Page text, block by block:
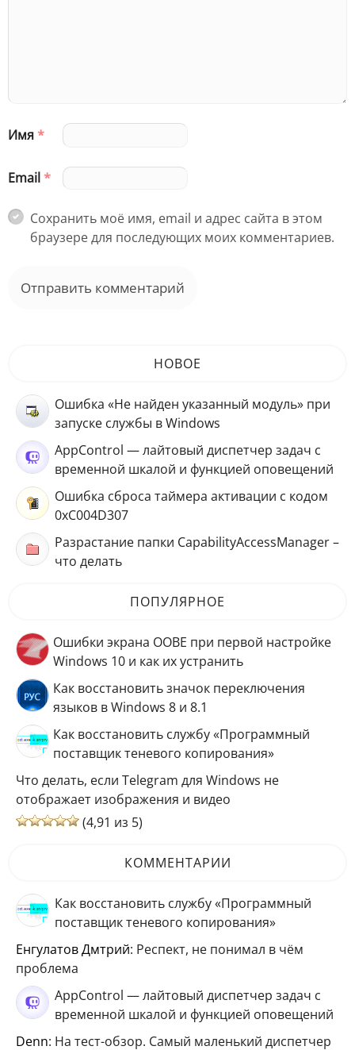
Имя*
Email*
Сохранить моё имя, email и адрес сайта в этом
браузере для последующих моих комментариев.
НОВОЕ
Ошибка «Не найден указанный модуль» при
запуске службы в Windows
AppControl — лайтовый диспетчер задач с
временной шкалой и функцией оповещений
Ошибка сброса таймера активации с кодом
0xC004D307
Разрастание папки CapabilityAccessManager –
что делать
ПОПУЛЯРНОЕ
Ошибки экрана OOBE при первой настройке
Windows 10 и как их устранить
Как восстановить значок переключения
языков в Windows 8 и 8.1
Как восстановить службу «Программный
поставщик теневого копирования»
Что делать, если Telegram для Windows не
отображает изображения и видео
(4,91 из 5)
КОММЕНТАРИИ
Как восстановить службу «Программный
поставщик теневого копирования»
Енгулатов Дмтрий: Респект, не понимал в чём
проблема
AppControl — лайтовый диспетчер задач с
временной шкалой и функцией оповещений
Denn: На тест-обзор. Самый маленький диспетчер